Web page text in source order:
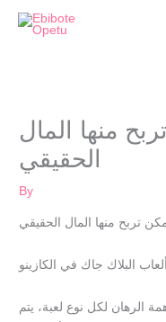
Skip
منها المال
الحقيقي
By
تربح منها المال الحقيقي
البلاك جاك في الكازينو
الرهان لكل نوع لعبة، يتم